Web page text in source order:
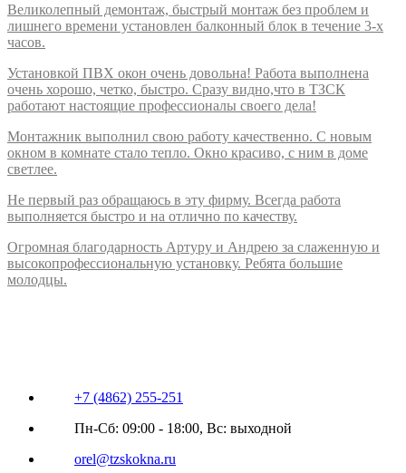
Великолепный демонтаж, быстрый монтаж без проблем и
лишнего времени установлен балконный блок в течение 3-х
часов.
Установкой ПВХ окон очень довольна! Работа выполнена
очень хорошо, четко, быстро. Сразу видно,что в ТЗСК
работают настоящие профессионалы своего дела!
Монтажник выполнил свою работу качественно. С новым
окном в комнате стало тепло. Окно красиво, с ним в доме
светлее.
Не первый раз обращаюсь в эту фирму. Всегда работа
выполняется быстро и на отлично по качеству.
Огромная благодарность Артуру и Андрею за слаженную и
высокопрофессиональную установку. Ребята большие
молодцы.
+7 (4862) 255-251
Пн-Сб: 09:00 - 18:00, Вс: выходной
orel@tzskokna.ru